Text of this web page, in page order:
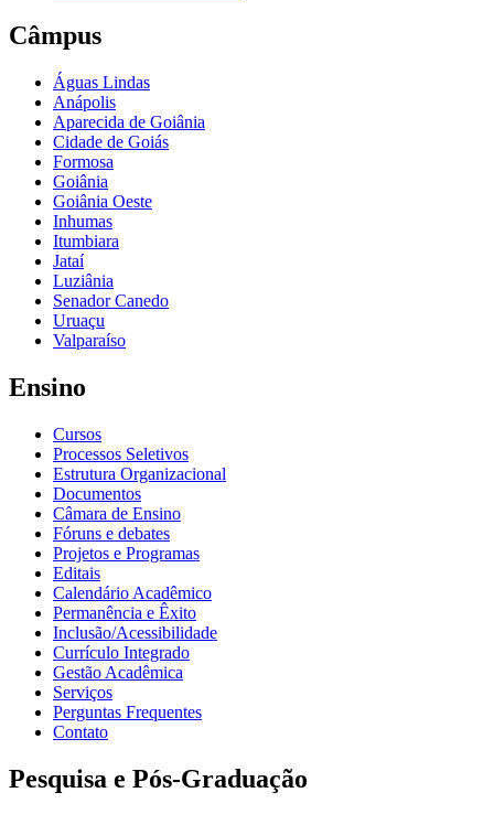
Câmpus
Águas Lindas
Anápolis
Aparecida de Goiânia
Cidade de Goiás
Formosa
Goiânia
Goiânia Oeste
Inhumas
Itumbiara
Jataí
Luziânia
Senador Canedo
Uruaçu
Valparaíso
Ensino
Cursos
Processos Seletivos
Estrutura Organizacional
Documentos
Câmara de Ensino
Fóruns e debates
Projetos e Programas
Editais
Calendário Acadêmico
Permanência e Êxito
Inclusão/Acessibilidade
Currículo Integrado
Gestão Acadêmica
Serviços
Perguntas Frequentes
Contato
Pesquisa e Pós-Graduação